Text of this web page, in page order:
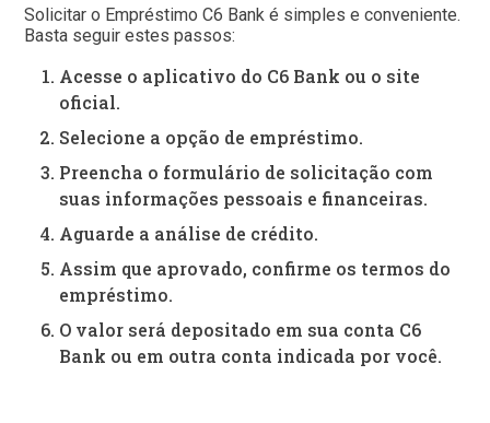
Solicitar o Empréstimo C6 Bank é simples e conveniente.
Basta seguir estes passos:
Acesse o aplicativo do C6 Bank ou o site
oficial.
Selecione a opção de empréstimo.
Preencha o formulário de solicitação com
suas informações pessoais e financeiras.
Aguarde a análise de crédito.
Assim que aprovado, confirme os termos do
empréstimo.
O valor será depositado em sua conta C6
Bank ou em outra conta indicada por você.